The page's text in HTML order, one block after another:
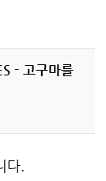
- 고구마를
다.